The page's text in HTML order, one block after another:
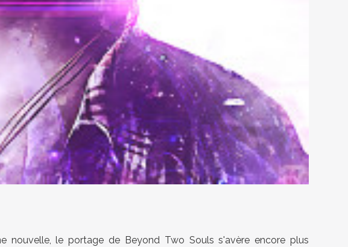
nouvelle, le portage de Beyond Two Souls s'avère encore plus